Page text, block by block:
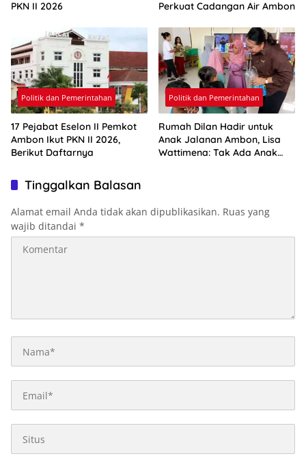
PKN II 2026 Perkuat Cadangan Air Ambon
Politik dan Pemerintahan
17 Pejabat Eselon II Pemkot
Ambon Ikut PKN II 2026,
Berikut Daftarnya
Politik dan Pemerintahan
Rumah Dilan Hadir untuk
Anak Jalanan Ambon, Lisa
Wattimena: Tak Ada Anak
Tinggalkan Balasan
Alamat email Anda tidak akan dipublikasikan. Ruas yang
wajib ditandai *